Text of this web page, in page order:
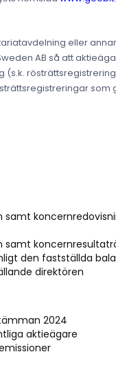
eller
AB så att
(s.k.
som
den fastställda
direktören
2024
aktieägare